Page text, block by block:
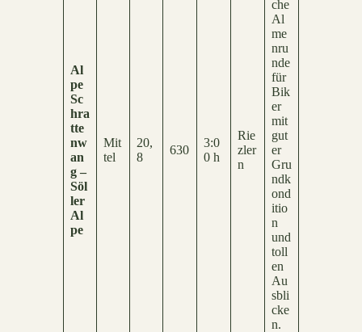
Al
pe
Sc
hra
tte
nw
an
g –
Söl
ler
Al
pe
Mit
tel
20,
8
630
3:0
0 h
Rie
zler
n
che
Al
me
nru
nde
für
Bik
er
mit
gut
er
Gru
ndk
ond
itio
n
und
toll
en
Au
sbli
cke
n.